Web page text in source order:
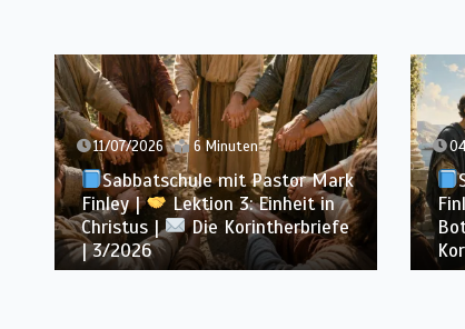
04/07/2026 7 Minuten
Sabbatschule mit Pastor Mark
Finley |
Lektion 2: Die
Botschaft vom Kreuz |
Die
Korintherbriefe | 3/2026